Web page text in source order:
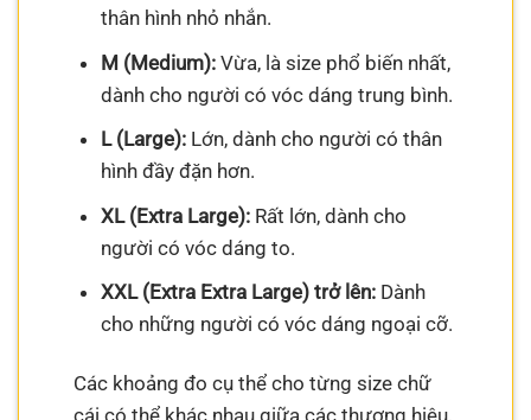
thân hình nhỏ nhắn.
M (Medium):Vừa, là size phổ biến nhất,
dành cho người có vóc dáng trung bình.
L (Large):Lớn, dành cho người có thân
hình đầy đặn hơn.
XL (Extra Large):Rất lớn, dành cho
người có vóc dáng to.
XXL (Extra Extra Large) trở lên:Dành
cho những người có vóc dáng ngoại cỡ.
Các khoảng đo cụ thể cho từng size chữ
cái có thể khác nhau giữa các thương hiệu,